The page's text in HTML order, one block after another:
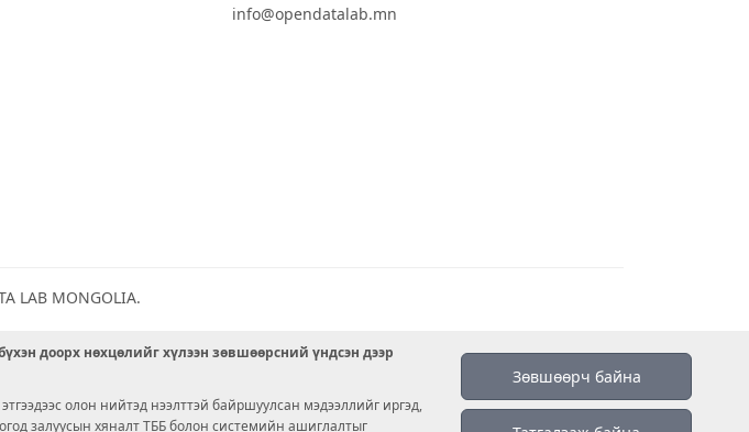
info@opendatalab.mn
LAB MONGOLIA.
Зөвшөөрч байна
доорх нөхцөлийг хүлээн зөвшөөрсний үндсэн дээр
олон нийтэд нээлттэй байршуулсан мэдээллийг иргэд,
залуусын хяналт ТББ болон системийн ашиглалтыг